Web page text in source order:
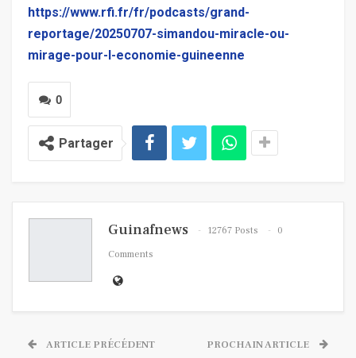
https://www.rfi.fr/fr/podcasts/grand-
reportage/20250707-simandou-miracle-ou-
mirage-pour-l-economie-guineenne
0
Partager
Guinafnews 12767 Posts
0
Comments
ARTICLE PRÉCÉDENT PROCHAIN ARTICLE